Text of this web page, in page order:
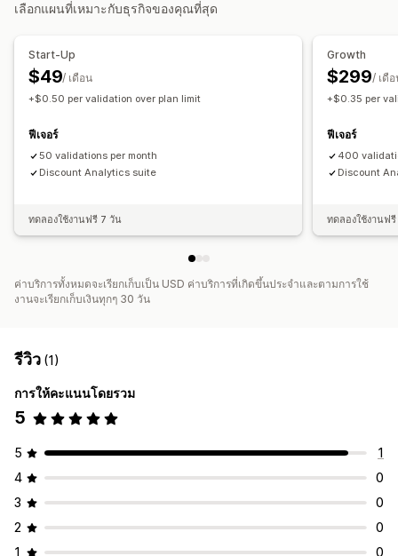
เลือกแผนที่เหมาะกับธุรกิจของคุณที่สุด
Start-Up
$49/ เดือน
+$0.50 per validation over plan limit
ฟีเจอร์
50 validations per month
Discount Analytics suite
ทดลองใช้งานฟรี 7 วัน
Growth
$299/ เดื
+$0.35 per
ฟีเจอร์
400
Discount
ทดลองใช้งานฟ
ค่าบริการทั้งหมดจะเรียกเก็บเป็น USD ค่าบริการที่เกิดขึ้นประจำและตามการใช้
งานจะเรียกเก็บเงินทุกๆ 30 วัน
รีวิว (1)
การให้คะแนนโดยรวม
5
5
1
4
0
3
0
2
0
1
0